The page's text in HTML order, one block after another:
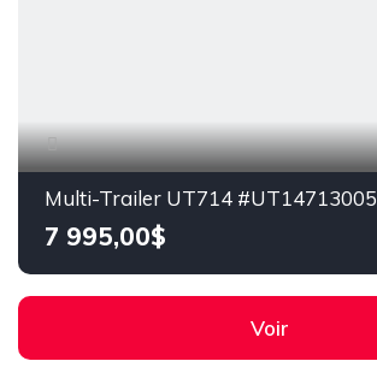
Multi-Trailer UT714 #UT14713005
7 995,00$
Voir